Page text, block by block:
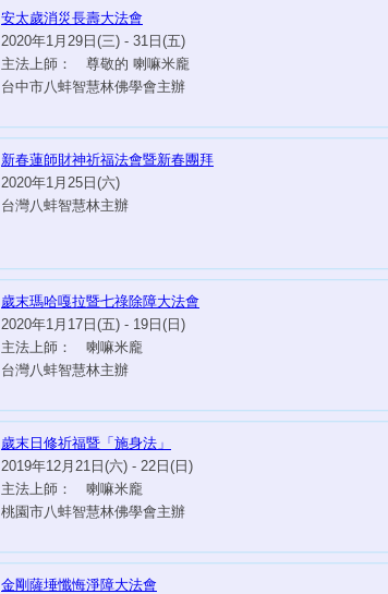
安太歲消災長壽大法會
2020年1月29日(三) - 31日(五)
主法上師： 尊敬的 喇嘛米龐
台中市八蚌智慧林佛學會主辦
新春蓮師財神祈福法會暨新春團拜
2020年1月25日(六)
台灣八蚌智慧林主辦
歲末瑪哈嘎拉暨七祿除障大法會
2020年1月17日(五) - 19日(日)
主法上師： 喇嘛米龐
台灣八蚌智慧林主辦
歲末日修祈福暨「施身法」
2019年12月21日(六) - 22日(日)
主法上師： 喇嘛米龐
桃園市八蚌智慧林佛學會主辦
金剛薩埵懺悔淨障大法會